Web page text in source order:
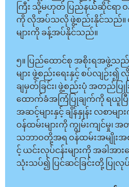
ကြီး သို့မဟုတ် ပြည်နယ််ဆိုင်ရာ ဝ
ကို လိုအပ်သလို ဖွဲ့စည်းနိုင်သည်။
များကို ခန့်အပ်နိုင်သည်။
၅။ ပြည်ထောင်စု အစိုးရအဖွဲ့သ
များ ဖွဲ့စည်းရေးနှင့် စပ်လျဉ်း၍
ချမှတ်ခြင်း၊ ဖွဲ့စည်းပုံ အတည်ပြု
ထောက်ခံအကြံပြုချက်ကို ရယူပြီး
အဆင့်များနှင့် ချိန်နှုန်း လစာမျ
ဝန်ထမ်းများကို ကျွမ်းကျင်မှု၊
သဘာဝတို့အရ ဝန်ထမ်းအမျိုးအစ
င့် ယင်းလုပ်ငန်းများကို အခါအာ
သုံးသပ်၍ ပြင်ဆင်ခြင်းတို့ ပြုလု